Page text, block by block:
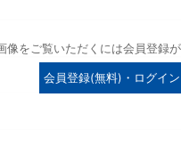
像をご覧いただくには会員登録
会員登録(無料)・ログイン